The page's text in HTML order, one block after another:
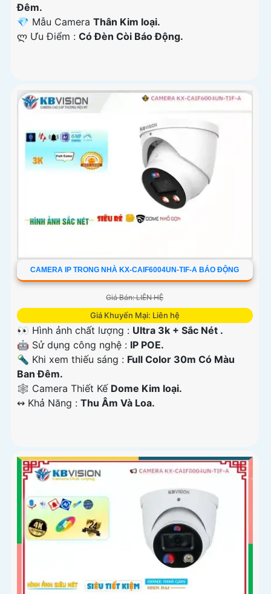
Ðêm.
💎 Mẫu Camera Thân Kim loại.
️ლ Ưu Điểm : Có Ðèn Còi Báo Động.
CAMERA IP TRONG NHÀ KX-CAIF6004UN-TIF-A BÁO ĐỘNG
Giá Bán: LIÊN HỆ
Giá Khuyến Mại: Liên hệ
👀 Hình ảnh chất lượng : Ultra 3k + Sắc Nét .
🤖️ Sử dụng công nghệ : IP POE.
🔦 Khi xem thiếu sáng : Full Color 30m Có Màu
Ban Ðêm.
🕸️ Camera Thiết Kế Dome Kim loại.
️↭ Khả Năng : Thu Âm Và Loa.